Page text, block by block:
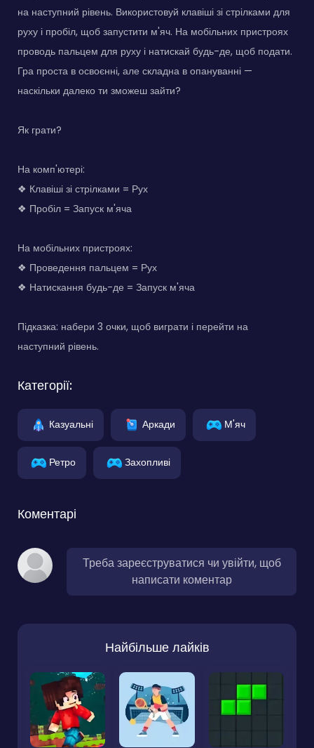
на наступний рівень. Використовуй клавіші зі стрілками для
руху і пробіл, щоб запустити м'яч. На мобільних пристроях
проводь пальцем для руху і натискай будь-де, щоб подати.
Гра проста в освоєнні, але складна в опануванні —
наскільки далеко ти зможеш зайти?
Як грати?
На комп'ютері:
❖ Клавіші зі стрілками = Рух
❖ Пробіл = Запуск м'яча
На мобільних пристроях:
❖ Проведення пальцем = Рух
❖ Натискання будь-де = Запуск м'яча
Підказка: набери 3 очки, щоб виграти і перейти на
наступний рівень.
Категорії:
Казуальні Аркади М'яч
Ретро Захопливі
Коментарі
Треба зареєструватися чи увійти, щоб
написати коментар
Найбільше лайків